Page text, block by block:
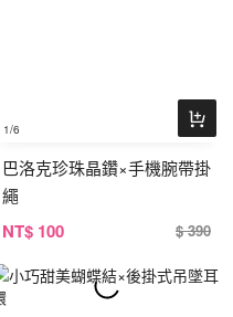
1/6
巴洛克珍珠晶鑽×手機腕帶掛
繩
NT$ 100 $ 390